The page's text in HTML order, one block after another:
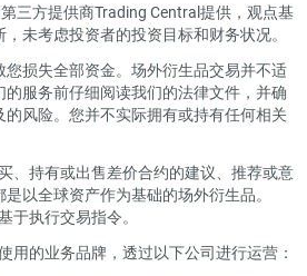
三方提供商Trading Central提供，观点基
未考虑投资者的投资目标和财务状况。
您损失全部资金。场外衍生品交易并不适
服务前仔细阅读我们的法律文件，并确
风险。您并不实际拥有或持有任何相关
、持有或出售差价合约的建议、推荐或意
以全球资产作为基础的场外衍生品。
于执行交易指令。
用的业务品牌，透过以下公司进行运营：